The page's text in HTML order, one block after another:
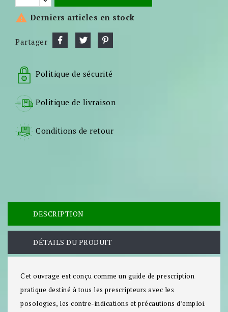
 Derniers articles en stock
Partager
Politique de sécurité
Politique de livraison
Conditions de retour
DESCRIPTION
DÉTAILS DU PRODUIT
Cet ouvrage est conçu comme un guide de prescription
pratique destiné à tous les prescripteurs avec les
posologies, les contre-indications et précautions d’emploi.